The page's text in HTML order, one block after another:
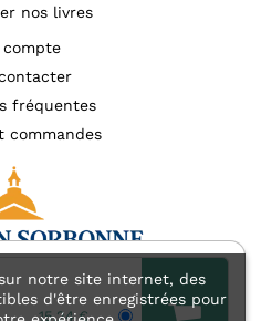
notre site internet, des
d'être enregistrées pour
15,24 €
nos livres
compte
fréquentes
commandes
: non conforme